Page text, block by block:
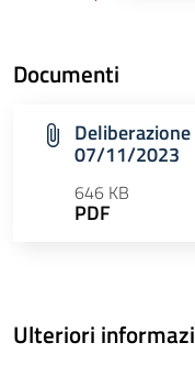
Documenti
07/11/2023
646 KB
PDF
Ulteriori